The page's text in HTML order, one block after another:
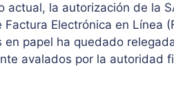
actual, la autorización de la
Electrónica en Línea
papel ha quedado
avalados por la autoridad